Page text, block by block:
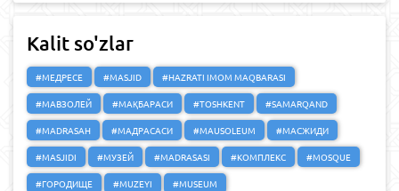
Kalit so'zlar
#МЕДРЕСЕ #MASJID
#HAZRATI IMOM MAQBARASI
#МАВЗОЛЕЙ
#МАҚБАРАСИ #TOSHKENT
#SAMARQAND
#MADRASAH
#МАДРАСАСИ #MAUSOLEUM
#МАСЖИДИ
#MASJIDI
#МУЗЕЙ #MADRASASI #КОМПЛЕКС
#MOSQUE
#ГОРОДИЩЕ
#MUZEYI
#MUSEUM